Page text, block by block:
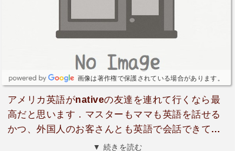
画像は著作権で保護されている場合があります。
アメリカ英語がnativeの友達を連れて行くなら最
高だと思います．マスターもママも英語を話せる
かつ、外国人のお客さんとも英語で会話できて楽
しかったです。次は国際結婚夫婦で訪問者させて
▼ 続きを読む